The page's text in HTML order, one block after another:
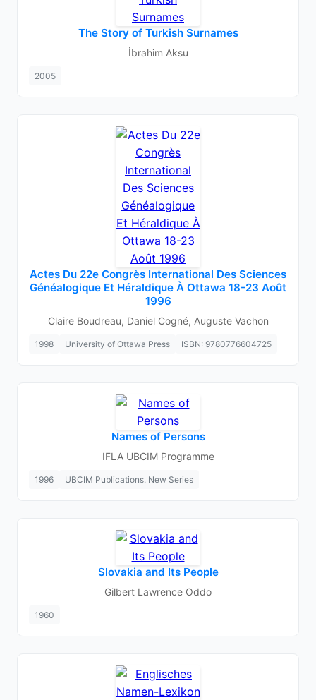
The Story of Turkish Surnames
İbrahim Aksu
2005
Actes Du 22e Congrès International Des Sciences
Généalogique Et Héraldique À Ottawa 18-23 Août
1996
Claire Boudreau, Daniel Cogné, Auguste Vachon
1998 University of Ottawa Press ISBN: 9780776604725
Names of Persons
IFLA UBCIM Programme
1996 UBCIM Publications. New Series
Slovakia and Its People
Gilbert Lawrence Oddo
1960